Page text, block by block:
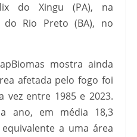
do Xingu (PA), na
do Rio Preto (BA), no
mostra ainda
afetada pelo fogo foi
vez entre 1985 e 2023.
ano, em média 18,3
a uma área